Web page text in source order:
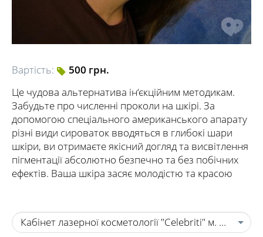
Вартість:
500 грн.
Це чудова альтернатива ін‘єкційним методикам.
Забудьте про численні проколи на шкірі. За
допомогою спеціального американського апарату
різні види сироваток вводяться в глибокі шари
шкіри, ви отримаєте якісний догляд та висвітлення
пігментації абсолютно безпечно та без побічних
ефектів. Ваша шкіра засяє молодістю та красою
Кабінет лазерної косметології "Celebriti" м. Черкаси